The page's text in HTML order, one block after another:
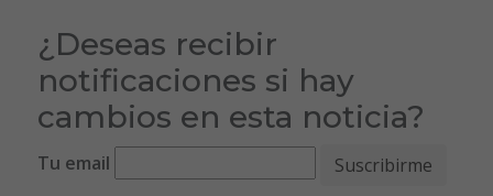
¿Deseas recibir
notificaciones si hay
cambios en esta noticia?
Tu email